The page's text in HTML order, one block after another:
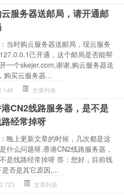
服务器送邮局，请开通邮
当时购云服务器送邮局，现云服务
己开通，这个邮局是否能帮
一个skejer.com,谢谢,购云服务器送
购买云服务器...
146 文章列表
CN2线路服务器，是不是
经常掉呀
晚上更新文章的时候，几次都是这
什么问题呀,香港CN2线路服务器，
是线路经常掉呀 答：您好，目前线
否是其它原因,...
723 文章列表